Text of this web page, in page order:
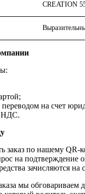
CREATION
на счет
НДС.
заказ по нашему QR-
на подтверждение
зачисляются на
мы обговариваем